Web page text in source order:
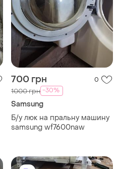
700 грн 0
1000 грн -30%
Samsung
Б/у люк на пральну машину
samsung wf7600naw